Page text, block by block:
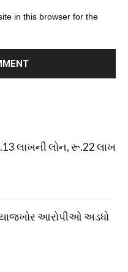
in this browser for the
લાખની લોન, રૂ.22 લાખ
આરોપીઓ અડધો